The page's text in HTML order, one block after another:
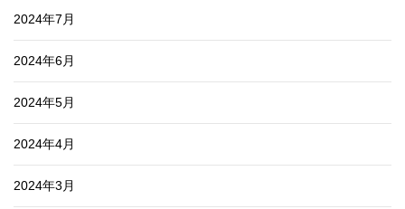
2024年7月
2024年6月
2024年5月
2024年4月
2024年3月